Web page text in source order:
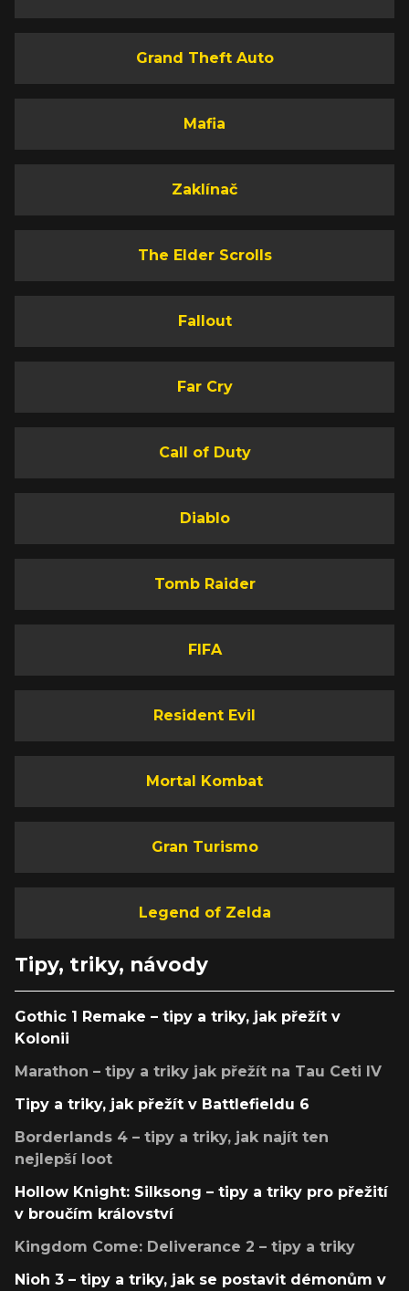
Grand Theft Auto
Mafia
Zaklínač
The Elder Scrolls
Fallout
Far Cry
Call of Duty
Diablo
Tomb Raider
FIFA
Resident Evil
Mortal Kombat
Gran Turismo
Legend of Zelda
Tipy, triky, návody
Gothic 1 Remake – tipy a triky, jak přežít v
Kolonii
Marathon – tipy a triky jak přežít na Tau Ceti IV
Tipy a triky, jak přežít v Battlefieldu 6
Borderlands 4 – tipy a triky, jak najít ten
nejlepší loot
Hollow Knight: Silksong – tipy a triky pro přežití
v broučím království
Kingdom Come: Deliverance 2 – tipy a triky
Nioh 3 – tipy a triky, jak se postavit démonům v